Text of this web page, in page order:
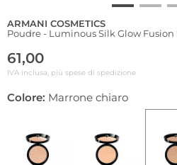
ARMANI COSMETICS
Poudre - Luminous Silk Glow Fusion
61,00
IVA inclusa, più spese di spedizione
Colore: Marrone chiaro